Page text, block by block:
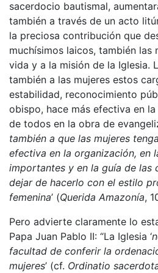
sacerdocio bautismal,
también a través de un acto
la preciosa contribución que
muchísimos laicos, también las
vida y a la misión de la Iglesia.
también a las mujeres estos
estabilidad, reconocimiento
obispo, hace más efectiva en
de todos en la obra de
también a que las mujeres
efectiva en la organización, en
importantes y en la guía de las
dejar de hacerlo con el estilo
femenina’ (Querida Amazonía,
Pero advierte claramente lo
Papa Juan Pablo II: “La Iglesia ‘
facultad de conferir la
mujeres’ (cf. Ordinatio